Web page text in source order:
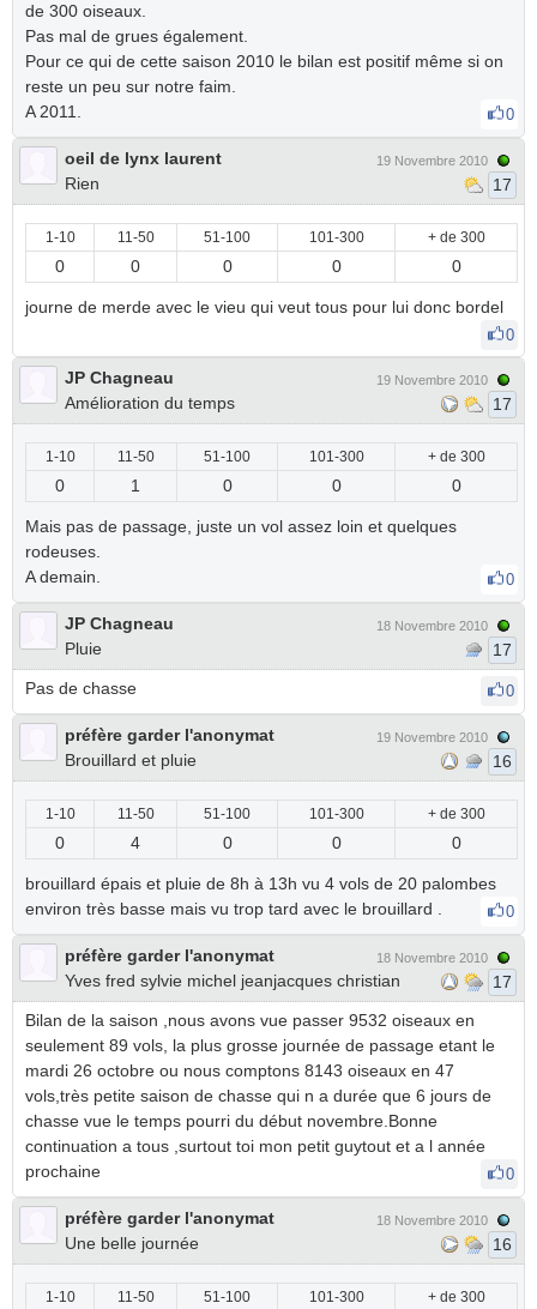
de 300 oiseaux.
Pas mal de grues également.
Pour ce qui de cette saison 2010 le bilan est positif même si on
reste un peu sur notre faim.
A 2011.
0
oeil de lynx laurent
Rien
19 Novembre 2010
17
1-10 11-50 51-100 101-300 + de 300
0 0 0 0 0
journe de merde avec le vieu qui veut tous pour lui donc bordel
0
JP Chagneau
Amélioration du temps
19 Novembre 2010
17
1-10 11-50 51-100 101-300 + de 300
0 1 0 0 0
Mais pas de passage, juste un vol assez loin et quelques
rodeuses.
A demain.
0
JP Chagneau
Pluie
18 Novembre 2010
17
Pas de chasse
0
préfère garder l'anonymat
Brouillard et pluie
19 Novembre 2010
16
1-10 11-50 51-100 101-300 + de 300
0 4 0 0 0
brouillard épais et pluie de 8h à 13h vu 4 vols de 20 palombes
environ très basse mais vu trop tard avec le brouillard .
0
préfère garder l'anonymat
Yves fred sylvie michel jeanjacques christian
18 Novembre 2010
17
Bilan de la saison ,nous avons vue passer 9532 oiseaux en
seulement 89 vols, la plus grosse journée de passage etant le
mardi 26 octobre ou nous comptons 8143 oiseaux en 47
vols,très petite saison de chasse qui n a durée que 6 jours de
chasse vue le temps pourri du début novembre.Bonne
continuation a tous ,surtout toi mon petit guytout et a l année
prochaine
0
préfère garder l'anonymat
Une belle journée
18 Novembre 2010
16
1-10 11-50 51-100 101-300 + de 300